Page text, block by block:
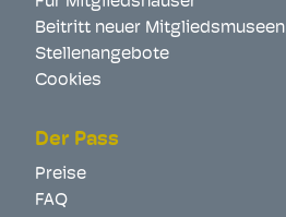
Beitritt neuer Mitgliedsmuseen
Stellenangebote
Cookies
Der Pass
Preise
FAQ